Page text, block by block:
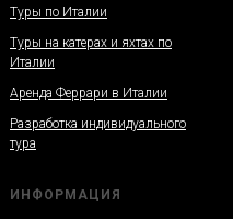
Туры по Италии
Туры на катерах и яхтах по
Италии
Аренда Феррари в Италии
Разработка индивидуального
тура
ИНФОРМАЦИЯ